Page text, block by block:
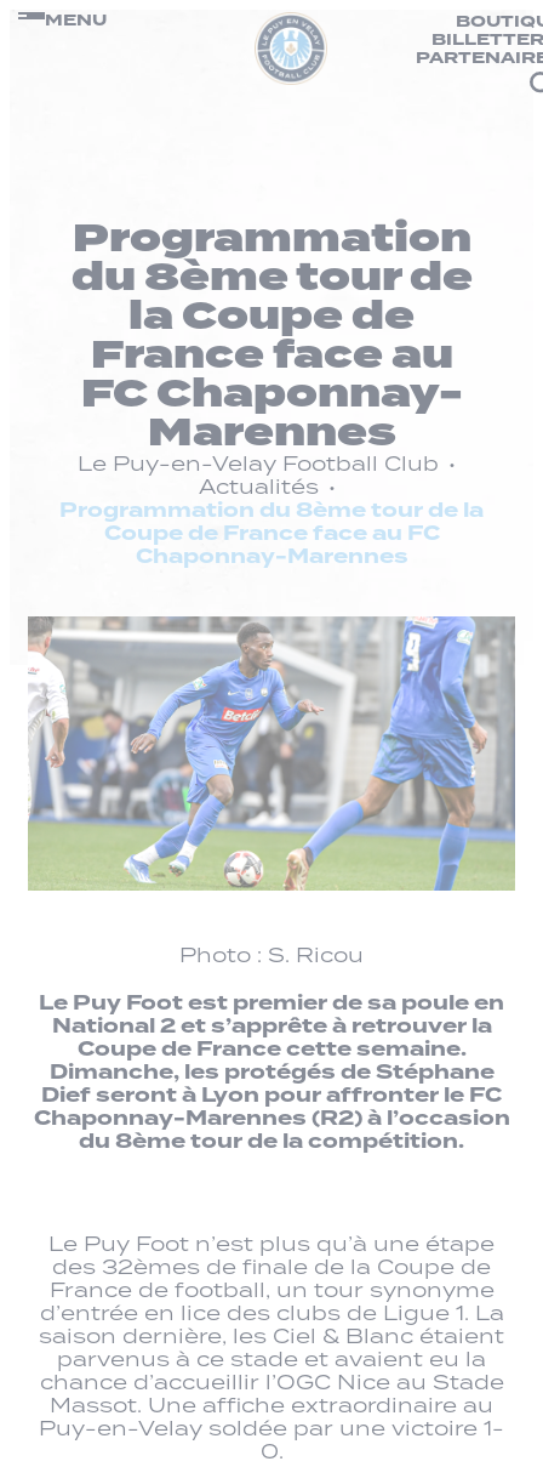
Passer
MENU
Programmation
du 8ème tour de
la Coupe de
France face au
FC Chaponnay-
Marennes
Le Puy-en-Velay Football Club
Actualités
Programmation du 8ème tour de la
Coupe de France face au FC
Chaponnay-Marennes
Photo : S. Ricou
Le Puy Foot est premier de sa poule en
National 2 et s’apprête à retrouver la
Coupe de France cette semaine.
Dimanche, les protégés de Stéphane
Dief seront à Lyon pour affronter le FC
Chaponnay-Marennes (R2) à l’occasion
du 8ème tour de la compétition.
Le Puy Foot n’est plus qu’à une étape
des 32èmes de finale de la Coupe de
France de football, un tour synonyme
d’entrée en lice des clubs de Ligue 1. La
saison dernière, les Ciel & Blanc étaient
parvenus à ce stade et avaient eu la
chance d’accueillir l’OGC Nice au Stade
Massot. Une affiche extraordinaire au
Puy-en-Velay soldée par une victoire 1-
0.
Panneau de gestion des cookies